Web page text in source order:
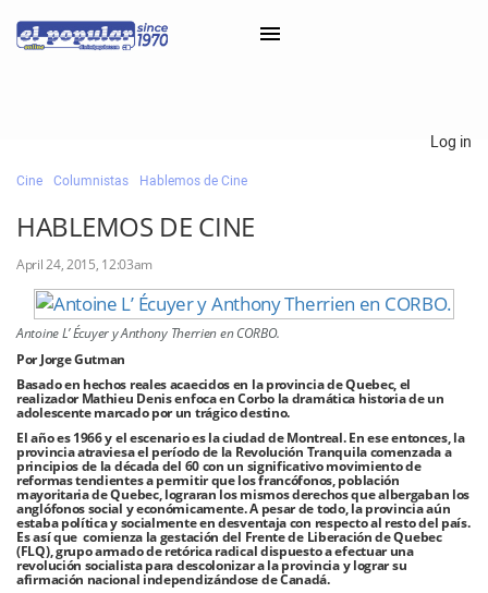
Classifieds
Categorías
Iniciar sesión con Clascal
Log in
Cine Columnistas Hablemos de Cine
HABLEMOS DE CINE
April 24, 2015, 12:03am
Antoine L’ Écuyer y Anthony Therrien en CORBO.
Por Jorge Gutman
Basado en hechos reales acaecidos en la provincia de Quebec, el
realizador Mathieu Denis enfoca en Corbo la dramática historia de un
adolescente marcado por un trágico destino.
El año es 1966 y el escenario es la ciudad de Montreal. En ese entonces, la
provincia atraviesa el período de la Revolución Tranquila comenzada a
principios de la década del 60 con un significativo movimiento de
reformas tendientes a permitir que los francófonos, población
mayoritaria de Quebec, lograran los mismos derechos que albergaban los
anglófonos social y económicamente. A pesar de todo, la provincia aún
estaba política y socialmente en desventaja con respecto al resto del país.
Es así que comienza la gestación del Frente de Liberación de Quebec
(FLQ), grupo armado de retórica radical dispuesto a efectuar una
revolución socialista para descolonizar a la provincia y lograr su
afirmación nacional independizándose de Canadá.